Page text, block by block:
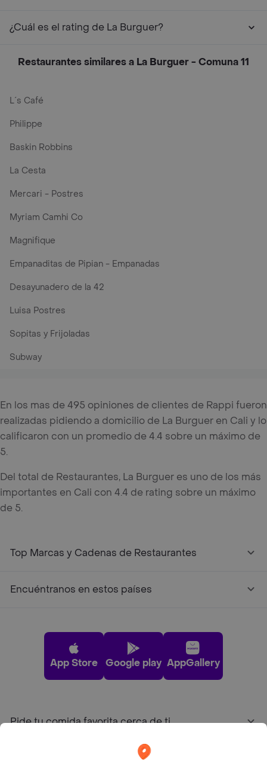
¿Cuál es el rating de La Burguer?
Restaurantes similares a La Burguer - Comuna 11
L´s Café
Philippe
Baskin Robbins
La Cesta
Mercari - Postres
Myriam Camhi Co
Magnifique
Empanaditas de Pipian - Empanadas
Desayunadero de la 42
Luisa Postres
Sopitas y Frijoladas
Subway
En los mas de 495 opiniones de clientes de Rappi fueron
realizadas pidiendo a domicilio de La Burguer en Cali y lo
calificaron con un promedio de 4.4 sobre un máximo de
5.
Del total de Restaurantes, La Burguer es uno de los más
importantes en Cali con 4.4 de rating sobre un máximo
de 5.
Top Marcas y Cadenas de Restaurantes
Encuéntranos en estos países
App Store Google play AppGallery
Pide tu comida favorita cerca de ti